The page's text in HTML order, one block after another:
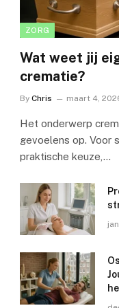
ZORG
Wat weet jij
crematie?
By Chris maart 4,
Het onderwerp
gevoelens op. Voor
praktische keuze,…